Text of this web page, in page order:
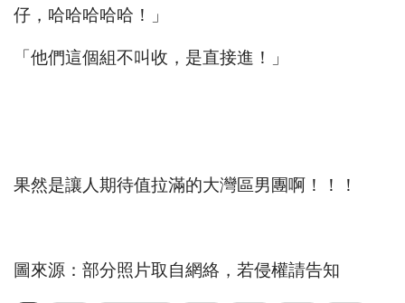
仔，哈哈哈哈哈！」
「他們這個組不叫收，是直接進！」
果然是讓人期待值拉滿的大灣區男團啊！！！
圖來源：部分照片取自網絡，若侵權請告知